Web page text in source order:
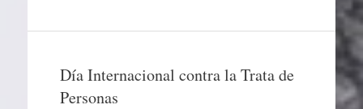
Día Internacional contra la Trata de
Personas